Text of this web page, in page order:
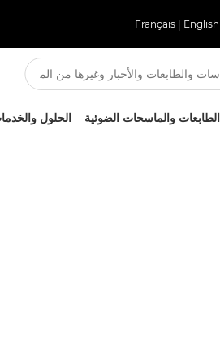
English
|
Français
الطابعات والماسحات الضوئية الحلول